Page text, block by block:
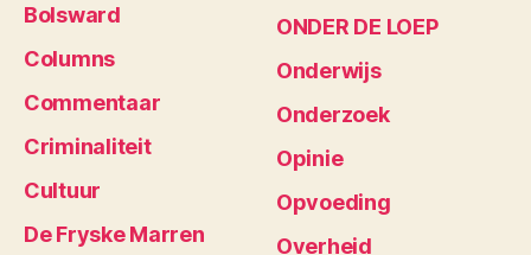
Bolsward
Columns
Commentaar
Criminaliteit
Cultuur
De Fryske Marren
ONDER DE LOEP
Onderwijs
Onderzoek
Opinie
Opvoeding
Overheid